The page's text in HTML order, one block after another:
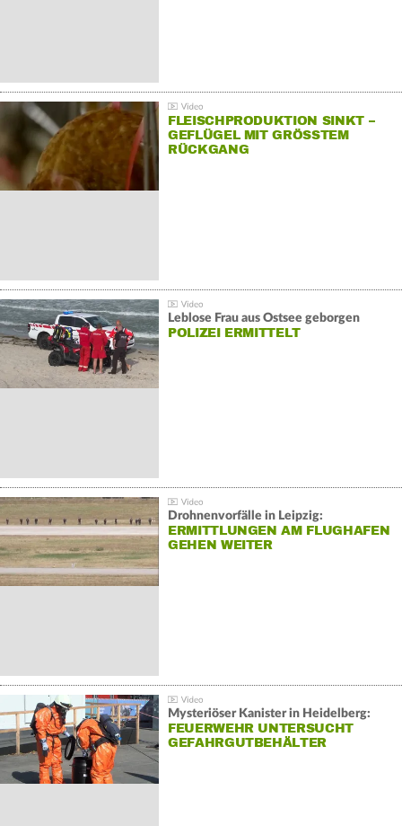
FLEISCHPRODUKTION SINKT –
GEFLÜGEL MIT GRÖSSTEM R
ÜCKGANG
Leblose Frau aus Ostsee geborgen
POLIZEI ERMITTELT
Drohnenvorfälle in Leipzig:
ERMITTLUNGEN AM FLUGHAFEN
GEHEN WEITER
Mysteriöser Kanister in Heidelberg:
FEUERWEHR UNTERSUCHT
GEFAHRGUTBEHÄLTER